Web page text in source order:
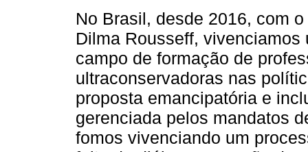
No Brasil, desde 2016, com
Dilma Rousseff,
campo de formação de
ultraconservadoras nas
proposta emancipatória e
gerenciada pelos mandatos
fomos vivenciando um